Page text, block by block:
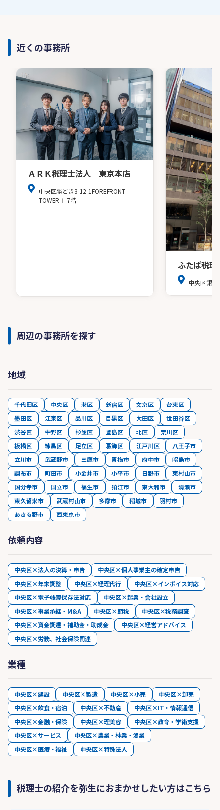
近くの事務所
ＡＲＫ税理士法人 東京本店
中央区勝どき3-12-1FOREFRONT
TOWERⅠ 7階
ふたば税
中央区銀
周辺の事務所を探す
地域
千代田区 中央区 港区 新宿区 文京区
台東区
墨田区
江東区 品川区 目黒区 大田区
世田谷区
渋谷区
中野区 杉並区 豊島区 北区
荒川区
板橋区
練馬区 足立区 葛飾区 江戸川区
八王子市
立川市
武蔵野市 三鷹市 青梅市 府中市
昭島市
調布市
町田市 小金井市 小平市 日野市
東村山市
国分寺市
国立市 福生市 狛江市 東大和市
清瀬市
東久留米市
武蔵村山市 多摩市 稲城市
羽村市
あきる野市
西東京市
依頼内容
中央区×法人の決算・申告
中央区×個人事業主の確定申告
中央区×年末調整
中央区×経理代行
中央区×インボイス対応
中央区×電子帳簿保存法対応
中央区×起業・会社設立
中央区×事業承継・M&A
中央区×節税
中央区×税務調査
中央区×資金調達・補助金・助成金
中央区×経営アドバイス
中央区×労務、社会保険関連
業種
中央区×建設 中央区×製造 中央区×小売
中央区×卸売
中央区×飲食・宿泊
中央区×不動産
中央区×IT・情報通信
中央区×金融・保険
中央区×理美容
中央区×教育・学術支援
中央区×サービス
中央区×農業・林業・漁業
中央区×医療・福祉
中央区×特殊法人
税理士の紹介を弥生におまかせしたい方はこちら